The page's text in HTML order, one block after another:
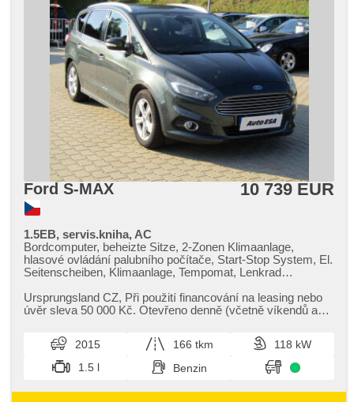
Ford S-MAX 10 739 EUR
1.5EB, servis.kniha, AC
Bordcomputer, beheizte Sitze, 2-Zonen Klimaanlage,
hlasové ovládání palubního počítače, Start-Stop System, El.
Seitenscheiben, Klimaanlage, Tempomat, Lenkrad
Getönte Scheiben, bezklíčové odemykání, El. Deckel des
Kofferraums, täglich Leuchten, Alufelgen, Handgetriebe, El.
Funkfernbedienung, Elektronisches Stabilitätsprogramm
(ESP), Scheibenwischersensor, Nebelscheinwerfer, starten
per Taste, ABS, Alarmanlage, isofix, samostmívací zrcátka,
elektronická ruční brzda, Beifahrerairbagdeaktivierung,
Ursprungsland CZ,​ Při použití financování na leasing nebo
úvěr sleva 50 000 Kč. Otevřeno denně (včetně víkendů a
2015 166 tkm
118 kW
1.5 l
Benzin